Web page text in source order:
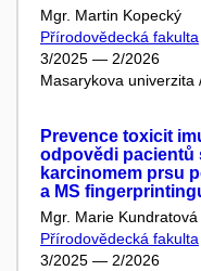
Mgr. Martin Kopecký
Přírodovědecká fakulta
3/2025 — 2/2026
Masarykova
Prevence toxicit
odpovědi pacientů
karcinomem prsu
a MS
Mgr. Marie Kundratová
Přírodovědecká fakulta
3/2025 — 2/2026